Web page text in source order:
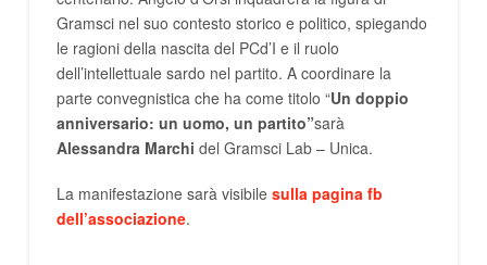
Gramsci nel suo contesto storico e politico, spiegando
le ragioni della nascita del PCd’I e il ruolo
dell’intellettuale sardo nel partito. A coordinare la
parte convegnistica che ha come titolo “Un doppio
anniversario: un uomo, un partito”sarà
Alessandra Marchi del Gramsci Lab – Unica.
La manifestazione sarà visibile sulla pagina fb
dell’associazione.